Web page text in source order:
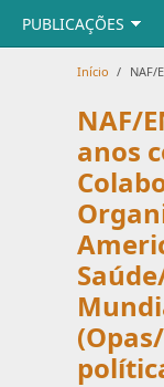
PUBLICAÇÕES
Início / NAF/ENSP
NAF/
anos